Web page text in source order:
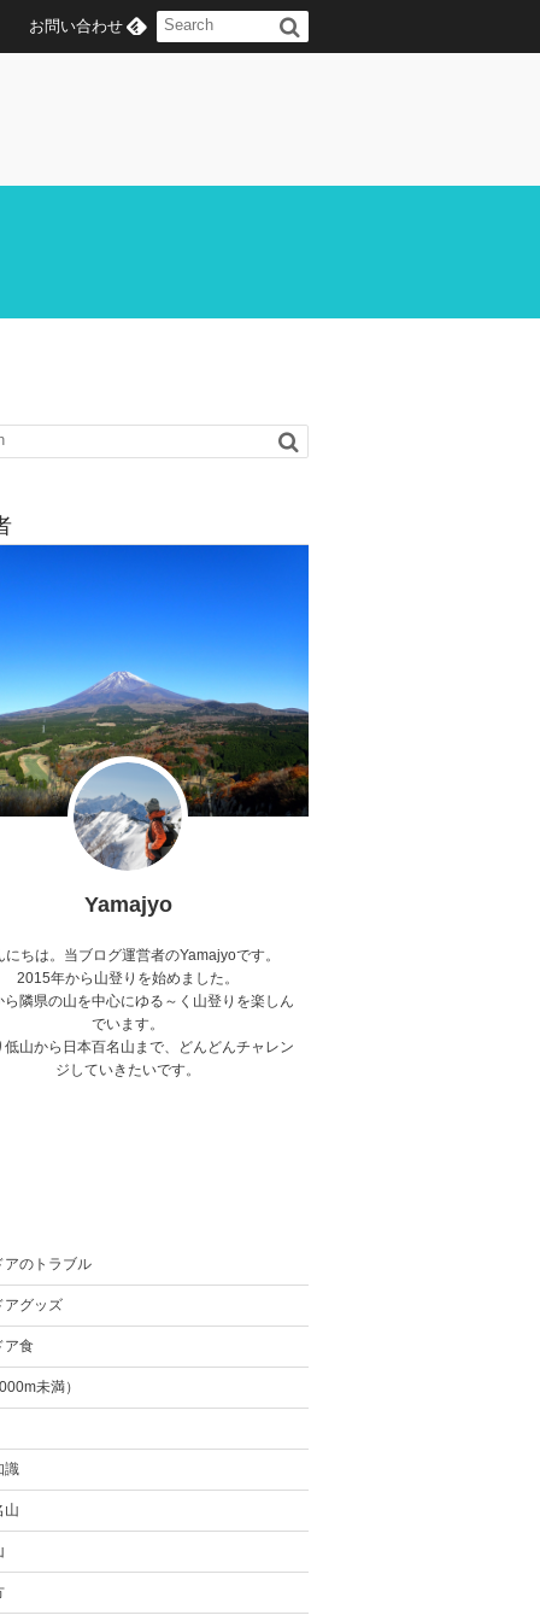
お問い合わせ
Yamajyo
にちは。当ブログ運営者のYamajyoです。
2015年から山登りを始めました。
ら隣県の山を中心にゆる～く山登りを楽しん
でいます。
低山から日本百名山まで、どんどんチャレン
ジしていきたいです。
アのトラブル
アグッズ
ア食
未満）
識
山